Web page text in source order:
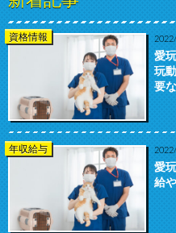
資格情報
愛
玩
要
年収給与
愛
給